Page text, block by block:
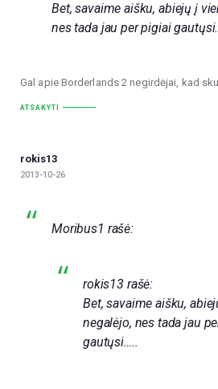
Bet, savaime aišku, abiejų į
nes tada jau per pigiai
Gal apie Borderlands 2 negirdėjai, kad
ATSAKYTI
rokis13
2013-10-26
Moribus1 rašė:
rokis13 rašė:
Bet, savaime aišku,
negalėjo, nes tada jau
gautųsi…..